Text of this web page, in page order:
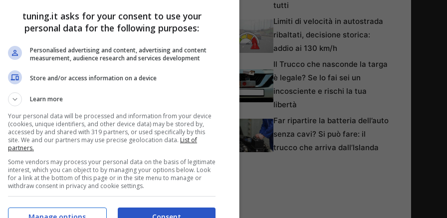
Natale:
al
interno dei
la novità
lascia gli
senza
Le crisi ...
Dicembre 11, 2023
tutti
Limiti di velocità in autostrada
ribaltati, decisione storica:
addio ai 130 km/h
Il Trucco che nasconde la targa
è legale? Se lo fai sei un
incosciente e rischi la tua
libertà
Far ripartire la batteria dell’auto
senza cavi? Si può fare: il
trucco che arriva dall’Islanda
tuning.it asks for your consent to use your
personal data for the following purposes:
Personalised advertising and content, advertising and content
measurement, audience research and services development
Store and/or access information on a device
Learn more
Your personal data will be processed and information from your device
(cookies, unique identifiers, and other device data) may be stored by,
accessed by and shared with 319 partners, or used specifically by this
site. We and our partners may use precise geolocation data. List of
partners.
Some vendors may process your personal data on the basis of legitimate
interest, which you can object to by managing your options below. Look
for a link at the bottom of this page or in the site menu to manage or
withdraw consent in privacy and cookie settings.